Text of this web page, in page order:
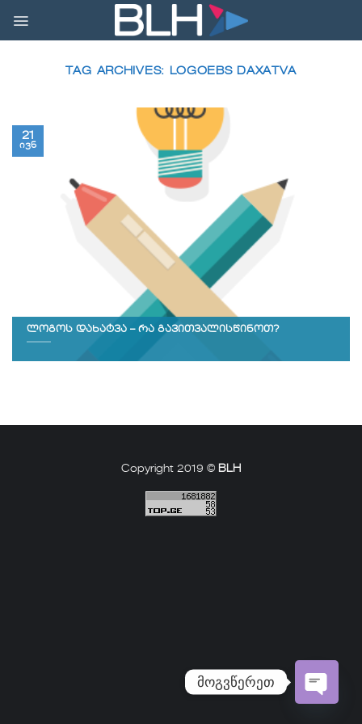
content
TAG ARCHIVES: LOGOEBS DAXATVA
ლოგოს დახატვა – რა გავითვალისწინოთ?
21
ივნ
Copyright 2019 © BLH
მოგვწერეთ